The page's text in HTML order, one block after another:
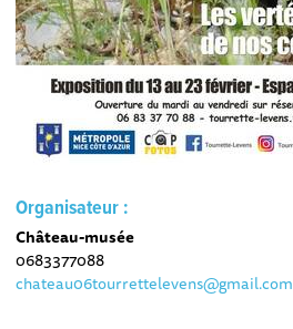
Organisateur :
Château-musée
0683377088
chateau06tourrettelevens@gmail.com